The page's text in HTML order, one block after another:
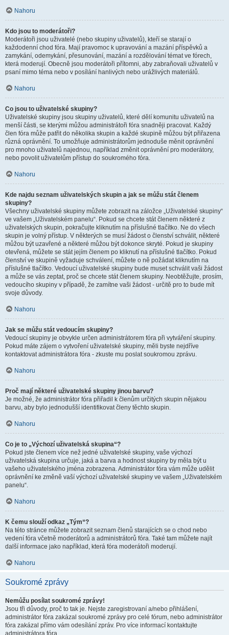
Nahoru
Kdo jsou to moderátoři?
Moderátoři jsou uživatelé (nebo skupiny uživatelů), kteří se starají o
každodenní chod fóra. Mají pravomoc k upravování a mazání příspěvků a
zamykání, odemykání, přesunování, mazání a rozdělování témat ve fórech,
která moderují. Obecně jsou moderátoři přítomni, aby zabraňovali uživatelů v
psaní mimo téma nebo v posílání hanlivých nebo urážlivých materiálů.
Nahoru
Co jsou to uživatelské skupiny?
Uživatelské skupiny jsou skupiny uživatelů, které dělí komunitu uživatelů na
menší části, se kterými můžou administrátoři fóra snadněji pracovat. Každý
člen fóra může patřit do několika skupin a každé skupině můžou být přiřazena
různá oprávnění. To umožňuje administrátorům jednoduše měnit oprávnění
pro mnoho uživatelů najednou, například změnit oprávnění pro moderátory,
nebo povolit uživatelům přístup do soukromého fóra.
Nahoru
Kde najdu seznam uživatelských skupin a jak se můžu stát členem
skupiny?
Všechny uživatelské skupiny můžete zobrazit na záložce „Uživatelské skupiny“
ve vašem „Uživatelském panelu“. Pokud se chcete stát členem některé z
uživatelských skupin, pokračujte kliknutím na příslušné tlačítko. Ne do všech
skupin je volný přístup. V některých se musí žádost o členství schválit, některé
můžou být uzavřené a některé můžou být dokonce skryté. Pokud je skupiny
otevřená, můžete se stát jejím členem po kliknutí na příslušné tlačítko. Pokud
členství ve skupině vyžaduje schválení, můžete o ně požádat kliknutím na
příslušné tlačítko. Vedoucí uživatelské skupiny bude muset schválit vaši žádost
a může se vás zeptat, proč se chcete stát členem skupiny. Neobtěžujte, prosím,
vedoucího skupiny v případě, že zamítne vaši žádost - určitě pro to bude mít
svoje důvody.
Nahoru
Jak se můžu stát vedoucím skupiny?
Vedoucí skupiny je obvykle určen administrátorem fóra při vytváření skupiny.
Pokud máte zájem o vytvoření uživatelské skupiny, měli byste nejdříve
kontaktovat administrátora fóra - zkuste mu poslat soukromou zprávu.
Nahoru
Proč mají některé uživatelské skupiny jinou barvu?
Je možné, že administrátor fóra přiřadil k členům určitých skupin nějakou
barvu, aby bylo jednodušší identifikovat členy těchto skupin.
Nahoru
Co je to „Výchozí uživatelská skupina“?
Pokud jste členem více než jedné uživatelské skupiny, vaše výchozí
uživatelská skupina určuje, jaká a barva a hodnost skupiny by měla být u
vašeho uživatelského jména zobrazena. Administrátor fóra vám může udělit
oprávnění ke změně vaší výchozí uživatelské skupiny ve vašem „Uživatelském
panelu“.
Nahoru
K čemu slouží odkaz „Tým“?
Na této stránce můžete zobrazit seznam členů starajících se o chod nebo
vedení fóra včetně moderátorů a administrátorů fóra. Také tam můžete najít
další informace jako například, která fóra moderátoři moderují.
Nahoru
Soukromé zprávy
Nemůžu posílat soukromé zprávy!
Jsou tři důvody, proč to tak je. Nejste zaregistrovaní a/nebo přihlášení,
administrátor fóra zakázal soukromé zprávy pro celé fórum, nebo administrátor
fóra zakázal přímo vám odesílání zpráv. Pro více informací kontaktujte
administrátora fóra.